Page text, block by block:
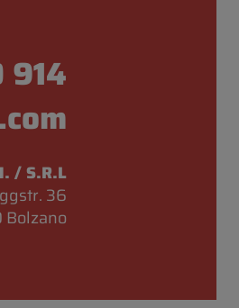
914
/ S.R.L
36
Bolzano